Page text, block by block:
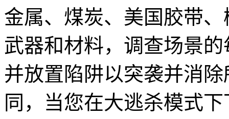
金属、煤炭、美国胶带
武器和材料，调查场景
并放置陷阱以突袭并消
同，当您在大逃杀模式